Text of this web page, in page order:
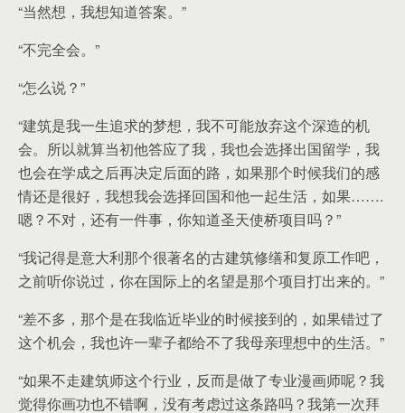
“当然想，我想知道答案。”
“不完全会。”
“怎么说？”
“建筑是我一生追求的梦想，我不可能放弃这个深造的机
会。所以就算当初他答应了我，我也会选择出国留学，我
也会在学成之后再决定后面的路，如果那个时候我们的感
情还是很好，我想我会选择回国和他一起生活，如果…….
嗯？不对，还有一件事，你知道圣天使桥项目吗？”
“我记得是意大利那个很著名的古建筑修缮和复原工作吧，
之前听你说过，你在国际上的名望是那个项目打出来的。”
“差不多，那个是在我临近毕业的时候接到的，如果错过了
这个机会，我也许一辈子都给不了我母亲理想中的生活。”
“如果不走建筑师这个行业，反而是做了专业漫画师呢？我
觉得你画功也不错啊，没有考虑过这条路吗？我第一次拜